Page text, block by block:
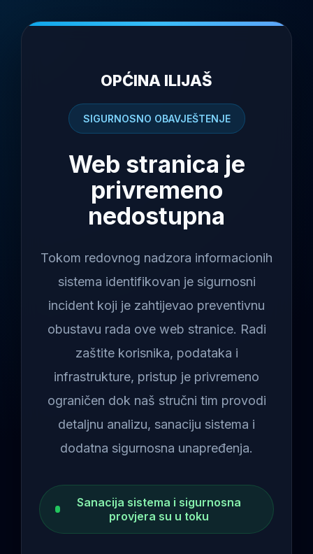
OPĆINA ILIJAŠ
SIGURNOSNO OBAVJEŠTENJE
Web stranica je
privremeno
nedostupna
Tokom redovnog nadzora informacionih
sistema identifikovan je sigurnosni
incident koji je zahtijevao preventivnu
obustavu rada ove web stranice. Radi
zaštite korisnika, podataka i
infrastrukture, pristup je privremeno
ograničen dok naš stručni tim provodi
detaljnu analizu, sanaciju sistema i
dodatna sigurnosna unapređenja.
Sanacija sistema i sigurnosna
provjera su u toku